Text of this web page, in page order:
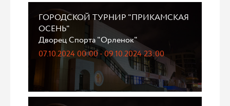
ГОРОДСКОЙ ТУРНИР "ПРИКАМСКАЯ
ОСЕНЬ"
Дворец Спорта "Орленок"
07.10.2024 00:00 - 09.10.2024 23:00